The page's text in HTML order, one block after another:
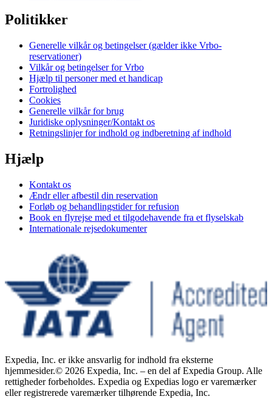
Politikker
Generelle vilkår og betingelser (gælder ikke Vrbo-
reservationer)
Vilkår og betingelser for Vrbo
Hjælp til personer med et handicap
Fortrolighed
Cookies
Generelle vilkår for brug
Juridiske oplysninger/Kontakt os
Retningslinjer for indhold og indberetning af indhold
Hjælp
Kontakt os
Ændr eller afbestil din reservation
Forløb og behandlingstider for refusion
Book en flyrejse med et tilgodehavende fra et flyselskab
Internationale rejsedokumenter
Expedia, Inc. er ikke ansvarlig for indhold fra eksterne
hjemmesider.© 2026 Expedia, Inc. – en del af Expedia Group. Alle
rettigheder forbeholdes. Expedia og Expedias logo er varemærker
eller registrerede varemærker tilhørende Expedia, Inc.